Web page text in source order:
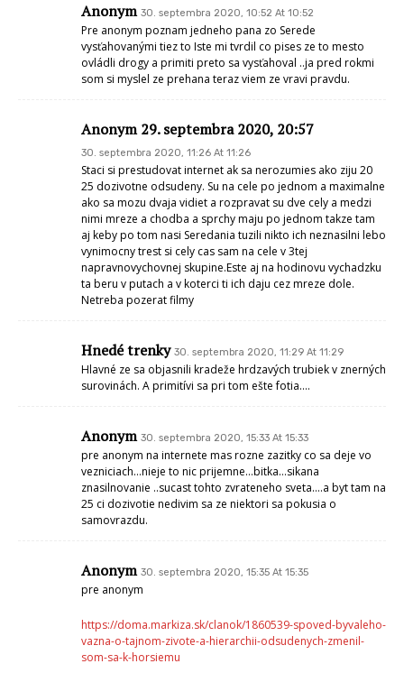
Anonym 30. septembra 2020, 10:52 At 10:52
Pre anonym poznam jedneho pana zo Serede
vysťahovanými tiez to Iste mi tvrdil co pises ze to mesto
ovládli drogy a primiti preto sa vysťahoval ..ja pred rokmi
som si myslel ze prehana teraz viem ze vravi pravdu.
Anonym 29. septembra 2020, 20:57
30. septembra 2020, 11:26 At 11:26
Staci si prestudovat internet ak sa nerozumies ako ziju 20
25 dozivotne odsudeny. Su na cele po jednom a maximalne
ako sa mozu dvaja vidiet a rozpravat su dve cely a medzi
nimi mreze a chodba a sprchy maju po jednom takze tam
aj keby po tom nasi Seredania tuzili nikto ich neznasilni lebo
vynimocny trest si cely cas sam na cele v 3tej
napravnovychovnej skupine.Este aj na hodinovu vychadzku
ta beru v putach a v koterci ti ich daju cez mreze dole.
Netreba pozerat filmy
Hnedé trenky 30. septembra 2020, 11:29 At 11:29
Hlavné ze sa objasnili kradeže hrdzavých trubiek v znerných
surovinách. A primitívi sa pri tom ešte fotia….
Anonym 30. septembra 2020, 15:33 At 15:33
pre anonym na internete mas rozne zazitky co sa deje vo
vezniciach…nieje to nic prijemne…bitka…sikana
znasilnovanie ..sucast tohto zvrateneho sveta….a byt tam na
25 ci dozivotie nedivim sa ze niektori sa pokusia o
samovrazdu.
Anonym 30. septembra 2020, 15:35 At 15:35
pre anonym
https://doma.markiza.sk/clanok/1860539-spoved-byvaleho-
vazna-o-tajnom-zivote-a-hierarchii-odsudenych-zmenil-
som-sa-k-horsiemu